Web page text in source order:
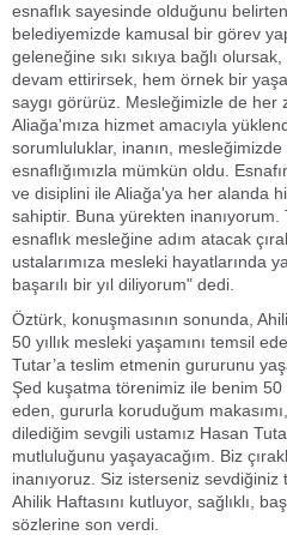
esnaflık sayesinde olduğunu
belediyemizde kamusal bir görev
geleneğine sıkı sıkıya bağlı
devam ettirirsek, hem örnek bir
saygı görürüz. Mesleğimizle de her
Aliağa'mıza hizmet amacıyla
sorumluluklar, inanın,
esnaflığımızla mümkün oldu.
ve disiplini ile Aliağa'ya her alanda
sahiptir. Buna yürekten inanıyorum.
esnaflık mesleğine adım atacak
ustalarımıza mesleki hayatlarında
başarılı bir yıl diliyorum" dedi.
Öztürk, konuşmasının sonunda,
50 yıllık mesleki yaşamını temsil
Tutar’a teslim etmenin gururunu
Şed kuşatma törenimiz ile benim 50
eden, gururla koruduğum
dilediğim sevgili ustamız Hasan
mutluluğunu yaşayacağım. Biz
inanıyoruz. Siz isterseniz sevdiğiniz
Ahilik Haftasını kutluyor, sağlıklı,
sözlerine son verdi.